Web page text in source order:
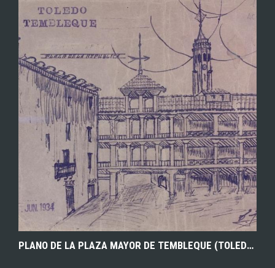
ZOOM
PLANO DE LA PLAZA MAYOR DE TEMBLEQUE (TOLEDO) REALIZADO PARA LA ELABORACIÓN DEL CATASTRO. 1934. ARCHIVO HISTÓRICO PROVINCIAL DE TOLEDO.